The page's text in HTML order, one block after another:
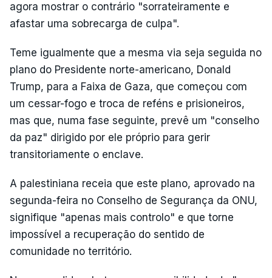
agora mostrar o contrário "sorrateiramente e
afastar uma sobrecarga de culpa".
Teme igualmente que a mesma via seja seguida no
plano do Presidente norte-americano, Donald
Trump, para a Faixa de Gaza, que começou com
um cessar-fogo e troca de reféns e prisioneiros,
mas que, numa fase seguinte, prevê um "conselho
da paz" dirigido por ele próprio para gerir
transitoriamente o enclave.
A palestiniana receia que este plano, aprovado na
segunda-feira no Conselho de Segurança da ONU,
signifique "apenas mais controlo" e que torne
impossível a recuperação do sentido de
comunidade no território.